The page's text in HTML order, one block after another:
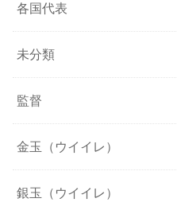
各国代表
未分類
監督
金玉（ウイイレ）
銀玉（ウイイレ）